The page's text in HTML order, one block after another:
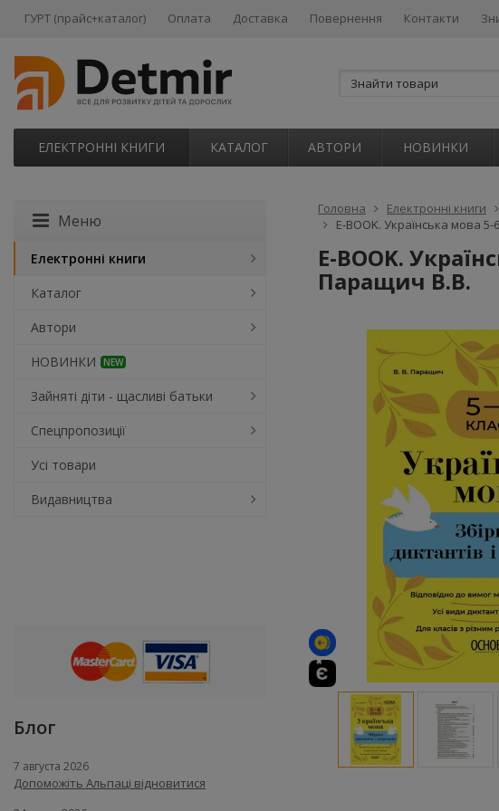
ГУРТ (прайс+каталог) Оплата Доставка Повернення Контакти
ЕЛЕКТРОННІ КНИГИ КАТАЛОГ АВТОРИ НОВИНКИ
Головна Електронні книги
E-BOOK. Українська мова
E-BOOK.
Паращич В.В.
Меню
Електронні книги
Каталог
Автори
НОВИНКИ
NEW
Зайняті діти - щасливі батьки
Спецпропозиції
Усі товари
Видавництва
Блог
7 августа 2026
Допоможіть Альпаці відновитися